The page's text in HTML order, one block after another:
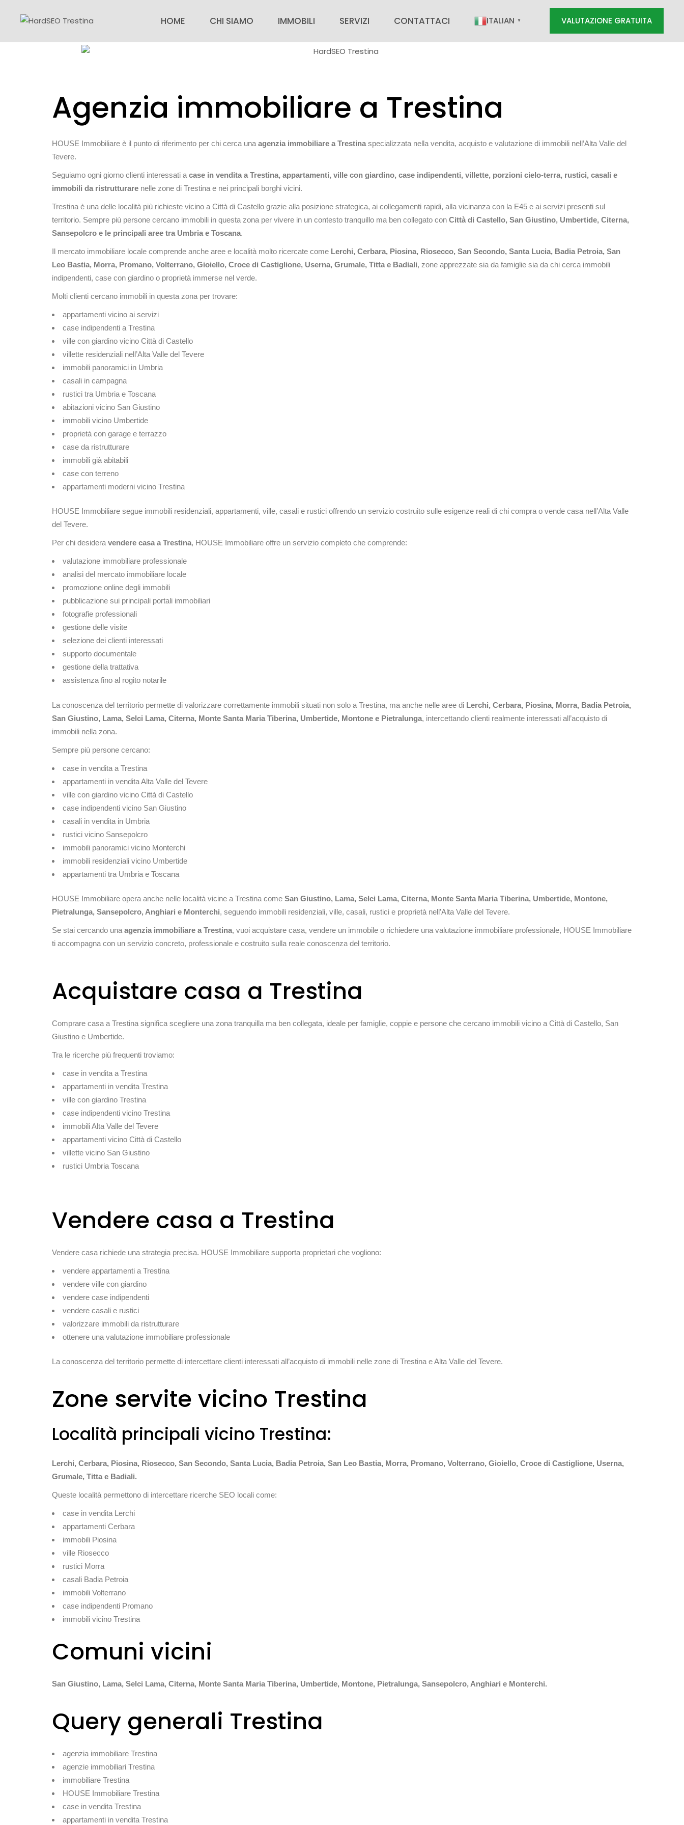
HOME CHI SIAMO
NOTIZIE
FAQ
IMMOBILI
IMMOBILI DI PRESTIGIO
INSERISCI IL TUO IMMOBILE
SERVIZI
AREA PERSONALE
CONTATTACI
RICERCA CASA
ITALIAN ▼ VALUTAZIONE GRATUITA
House immobiliare: Trestina
Agenzia immobiliare a Trestina
HOUSE Immobiliare è il punto di riferimento per chi cerca una agenzia immobiliare a Trestina specializzata nella vendita, acquisto e valutazione di immobili nell’Alta Valle del
Tevere.
Seguiamo ogni giorno clienti interessati a case in vendita a Trestina, appartamenti, ville con giardino, case indipendenti, villette, porzioni cielo-terra, rustici, casali e
immobili da ristrutturare nelle zone di Trestina e nei principali borghi vicini.
Trestina è una delle località più richieste vicino a Città di Castello grazie alla posizione strategica, ai collegamenti rapidi, alla vicinanza con la E45 e ai servizi presenti sul
territorio. Sempre più persone cercano immobili in questa zona per vivere in un contesto tranquillo ma ben collegato con Città di Castello, San Giustino, Umbertide, Citerna,
Sansepolcro e le principali aree tra Umbria e Toscana.
Il mercato immobiliare locale comprende anche aree e località molto ricercate come Lerchi, Cerbara, Piosina, Riosecco, San Secondo, Santa Lucia, Badia Petroia, San
Leo Bastia, Morra, Promano, Volterrano, Gioiello, Croce di Castiglione, Userna, Grumale, Titta e Badiali, zone apprezzate sia da famiglie sia da chi cerca immobili
indipendenti, case con giardino o proprietà immerse nel verde.
Molti clienti cercano immobili in questa zona per trovare:
appartamenti vicino ai servizi
case indipendenti a Trestina
ville con giardino vicino Città di Castello
villette residenziali nell’Alta Valle del Tevere
immobili panoramici in Umbria
casali in campagna
rustici tra Umbria e Toscana
abitazioni vicino San Giustino
immobili vicino Umbertide
proprietà con garage e terrazzo
case da ristrutturare
immobili già abitabili
case con terreno
appartamenti moderni vicino Trestina
HOUSE Immobiliare segue immobili residenziali, appartamenti, ville, casali e rustici offrendo un servizio costruito sulle esigenze reali di chi compra o vende casa nell’Alta Valle
del Tevere.
Per chi desidera vendere casa a Trestina, HOUSE Immobiliare offre un servizio completo che comprende:
valutazione immobiliare professionale
analisi del mercato immobiliare locale
promozione online degli immobili
pubblicazione sui principali portali immobiliari
fotografie professionali
gestione delle visite
selezione dei clienti interessati
supporto documentale
gestione della trattativa
assistenza fino al rogito notarile
La conoscenza del territorio permette di valorizzare correttamente immobili situati non solo a Trestina, ma anche nelle aree di Lerchi, Cerbara, Piosina, Morra, Badia Petroia,
San Giustino, Lama, Selci Lama, Citerna, Monte Santa Maria Tiberina, Umbertide, Montone e Pietralunga, intercettando clienti realmente interessati all’acquisto di
immobili nella zona.
Sempre più persone cercano:
case in vendita a Trestina
appartamenti in vendita Alta Valle del Tevere
ville con giardino vicino Città di Castello
case indipendenti vicino San Giustino
casali in vendita in Umbria
rustici vicino Sansepolcro
immobili panoramici vicino Monterchi
immobili residenziali vicino Umbertide
appartamenti tra Umbria e Toscana
HOUSE Immobiliare opera anche nelle località vicine a Trestina come San Giustino, Lama, Selci Lama, Citerna, Monte Santa Maria Tiberina, Umbertide, Montone,
Pietralunga, Sansepolcro, Anghiari e Monterchi, seguendo immobili residenziali, ville, casali, rustici e proprietà nell’Alta Valle del Tevere.
Se stai cercando una agenzia immobiliare a Trestina, vuoi acquistare casa, vendere un immobile o richiedere una valutazione immobiliare professionale, HOUSE Immobiliare
ti accompagna con un servizio concreto, professionale e costruito sulla reale conoscenza del territorio.
Acquistare casa a Trestina
Comprare casa a Trestina significa scegliere una zona tranquilla ma ben collegata, ideale per famiglie, coppie e persone che cercano immobili vicino a Città di Castello, San
Giustino e Umbertide.
Tra le ricerche più frequenti troviamo:
case in vendita a Trestina
appartamenti in vendita Trestina
ville con giardino Trestina
case indipendenti vicino Trestina
immobili Alta Valle del Tevere
appartamenti vicino Città di Castello
villette vicino San Giustino
rustici Umbria Toscana
Vendere casa a Trestina
Vendere casa richiede una strategia precisa. HOUSE Immobiliare supporta proprietari che vogliono:
vendere appartamenti a Trestina
vendere ville con giardino
vendere case indipendenti
vendere casali e rustici
valorizzare immobili da ristrutturare
ottenere una valutazione immobiliare professionale
La conoscenza del territorio permette di intercettare clienti interessati all’acquisto di immobili nelle zone di Trestina e Alta Valle del Tevere.
Zone servite vicino Trestina
Località principali vicino Trestina:
Lerchi, Cerbara, Piosina, Riosecco, San Secondo, Santa Lucia, Badia Petroia, San Leo Bastia, Morra, Promano, Volterrano, Gioiello, Croce di Castiglione, Userna,
Grumale, Titta e Badiali.
Queste località permettono di intercettare ricerche SEO locali come:
case in vendita Lerchi
appartamenti Cerbara
immobili Piosina
ville Riosecco
rustici Morra
casali Badia Petroia
immobili Volterrano
case indipendenti Promano
immobili vicino Trestina
Comuni vicini
San Giustino, Lama, Selci Lama, Citerna, Monte Santa Maria Tiberina, Umbertide, Montone, Pietralunga, Sansepolcro, Anghiari e Monterchi.
Query generali Trestina
agenzia immobiliare Trestina
agenzie immobiliari Trestina
immobiliare Trestina
HOUSE Immobiliare Trestina
case in vendita Trestina
appartamenti in vendita Trestina